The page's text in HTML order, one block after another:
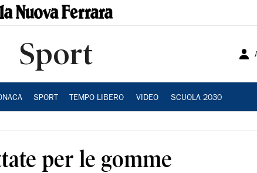
Sport
SPORT TEMPO LIBERO VIDEO SCUOLA 2030
per le gomme